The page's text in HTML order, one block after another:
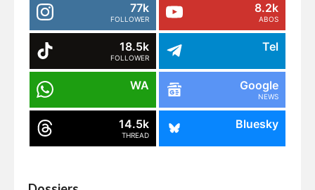
77k
FOLLOWER
8.2k
ABOS
18.5k
FOLLOWER
Tel
WA Google
NEWS
14.5k
THREAD
Bluesky